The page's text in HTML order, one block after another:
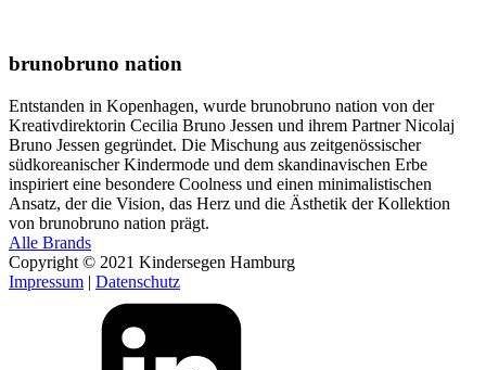
brunobruno nation
Entstanden in Kopenhagen, wurde brunobruno nation von der
Kreativdirektorin Cecilia Bruno Jessen und ihrem Partner Nicolaj
Bruno Jessen gegründet. Die Mischung aus zeitgenössischer
südkoreanischer Kindermode und dem skandinavischen Erbe
inspiriert eine besondere Coolness und einen minimalistischen
Ansatz, der die Vision, das Herz und die Ästhetik der Kollektion
von brunobruno nation prägt.
Alle Brands
Copyright © 2021 Kindersegen Hamburg
Impressum | Datenschutz